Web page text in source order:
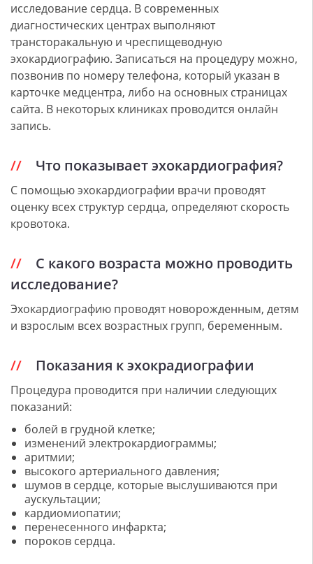
исследование сердца. В современных
диагностических центрах выполняют
трансторакальную и чреспищеводную
эхокардиографию. Записаться на процедуру можно,
позвонив по номеру телефона, который указан в
карточке медцентра, либо на основных страницах
сайта. В некоторых клиниках проводится онлайн
запись.
Что показывает эхокардиография?
С помощью эхокардиографии врачи проводят
оценку всех структур сердца, определяют скорость
кровотока.
С какого возраста можно проводить
исследование?
Эхокардиографию проводят новорожденным, детям
и взрослым всех возрастных групп, беременным.
Показания к эхокрадиографии
Процедура проводится при наличии следующих
показаний:
болей в грудной клетке;
изменений электрокардиограммы;
аритмии;
высокого артериального давления;
шумов в сердце, которые выслушиваются при
аускультации;
кардиомиопатии;
перенесенного инфаркта;
пороков сердца.